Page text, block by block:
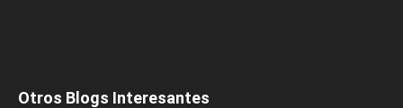
Otros Blogs Interesantes